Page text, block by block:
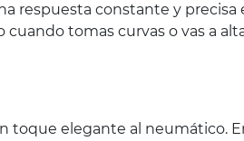
respuesta constante y precisa
tomas curvas o vas a
toque elegante al neumático.